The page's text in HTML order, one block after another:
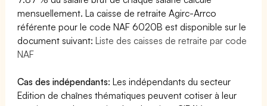
mensuellement. La caisse de retraite Agirc-Arrco
référente pour le code NAF 6020B est disponible sur le
document suivant:Liste des caisses de retraite par code
NAF
Cas des indépendants: Les indépendants du secteur
Edition de chaînes thématiques peuvent cotiser à leur